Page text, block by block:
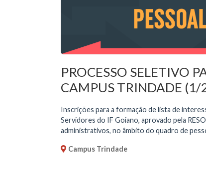
PROCESSO SELETIVO
CAMPUS TRINDADE (1/
Inscrições para a formação de lista de
Servidores do IF Goiano, aprovado pela
administrativos, no âmbito do quadro de
Campus Trindade